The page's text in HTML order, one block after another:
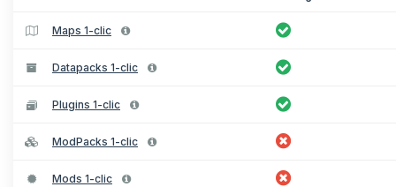
Maps 1-clic
Datapacks 1-clic
Plugins 1-clic
ModPacks 1-clic
Mods 1-clic